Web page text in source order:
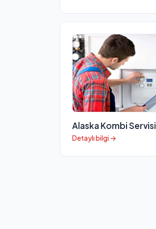
Alaska Kombi Servisi
Detaylı bilgi →